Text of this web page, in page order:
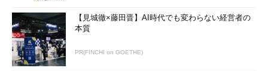
【見城徹×藤田晋】AI時代でも変わらない経営者の
本質
PR(FINCHI on GOETHE)